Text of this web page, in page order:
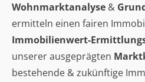
Wohnmarktanalyse &
ermitteln einen fairen
Immobilienwert-
unserer ausgeprägten
bestehende & zukünftige